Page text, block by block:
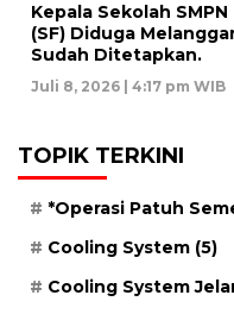
Kepala Sekolah
(SF) Diduga
Sudah Ditetapkan.
Juli 8, 2026 | 4:17 pm WIB
TOPIK TERKINI
*Operasi Patuh
Cooling System (5)
Cooling System